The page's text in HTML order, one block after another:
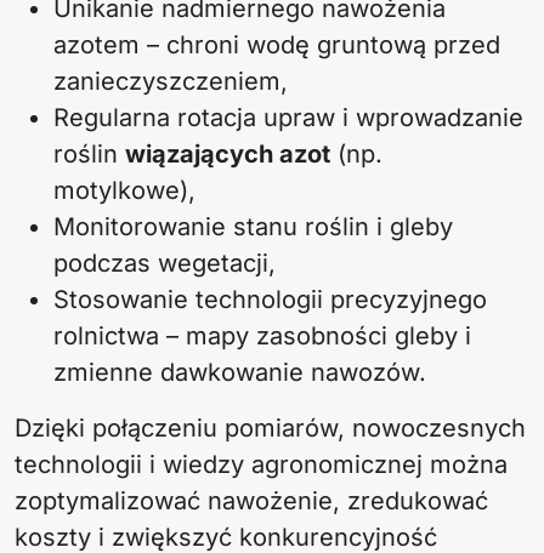
Unikanie nadmiernego nawożenia
azotem – chroni wodę gruntową przed
zanieczyszczeniem,
Regularna rotacja upraw i wprowadzanie
roślin wiązających azot (np.
motylkowe),
Monitorowanie stanu roślin i gleby
podczas wegetacji,
Stosowanie technologii precyzyjnego
rolnictwa – mapy zasobności gleby i
zmienne dawkowanie nawozów.
Dzięki połączeniu pomiarów, nowoczesnych
technologii i wiedzy agronomicznej można
zoptymalizować nawożenie, zredukować
koszty i zwiększyć konkurencyjność